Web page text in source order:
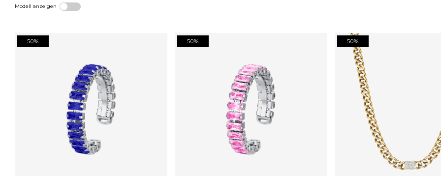
Modell anzeigen
50% 50% 50%